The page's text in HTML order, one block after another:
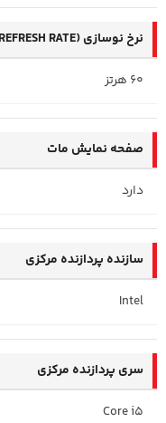
نرخ نوسازی (REFRESH RATE)
60 هرتز
صفحه نمایش مات
دارد
سازنده پردازنده مرکزی
Intel
سری پردازنده مرکزی
Core i5